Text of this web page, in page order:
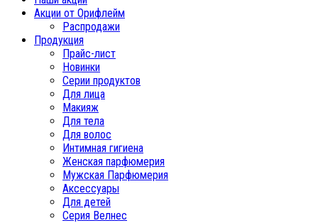
Акции от Орифлейм
Распродажи
Продукция
Прайс-лист
Новинки
Серии продуктов
Для лица
Макияж
Для тела
Для волос
Интимная гигиена
Женская парфюмерия
Мужская Парфюмерия
Аксессуары
Для детей
Серия Велнес